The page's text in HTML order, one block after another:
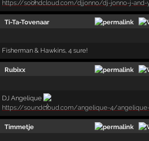
https://soundcloud.com/djjonno/dj-jonno-j-and-
Ti-Ta-Tovenaar
Fisherman & Hawkins, 4 sure!
Rubixx
DJ Angelique
https://soundcloud.com/angelique-4/
Timmetje